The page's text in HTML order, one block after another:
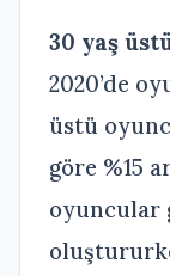
30 yaş
2020’de
üstü
göre %15
oyuncular